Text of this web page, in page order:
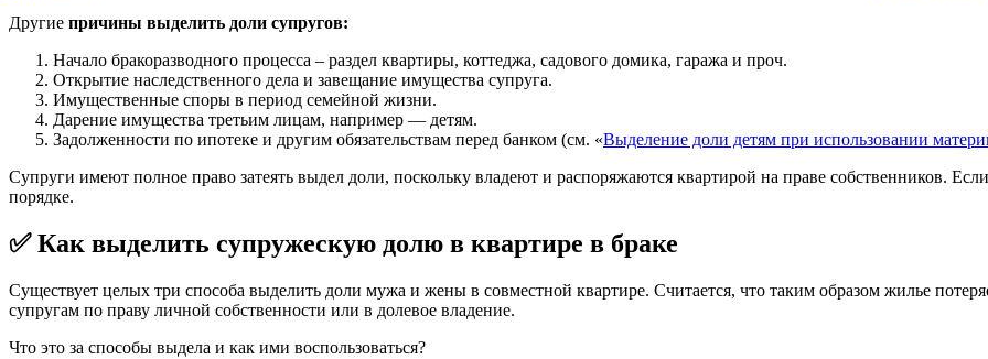
Другие причины выделить доли супругов:
Начало бракоразводного процесса – раздел квартиры, коттеджа, садового домика, гаража и проч.
Открытие наследственного дела и завещание имущества супруга.
Имущественные споры в период семейной жизни.
Дарение имущества третьим лицам, например — детям.
Задолженности по ипотеке и другим обязательствам перед банком (см. «Выделение доли детям при использовании
Супруги имеют полное право затеять выдел доли, поскольку владеют и распоряжаются квартирой на праве собственников.
порядке.
✅ Как выделить супружескую долю в квартире в браке
Существует целых три способа выделить доли мужа и жены в совместной квартире. Считается, что таким образом жилье
супругам по праву личной собственности или в долевое владение.
Что это за способы выдела и как ими воспользоваться?